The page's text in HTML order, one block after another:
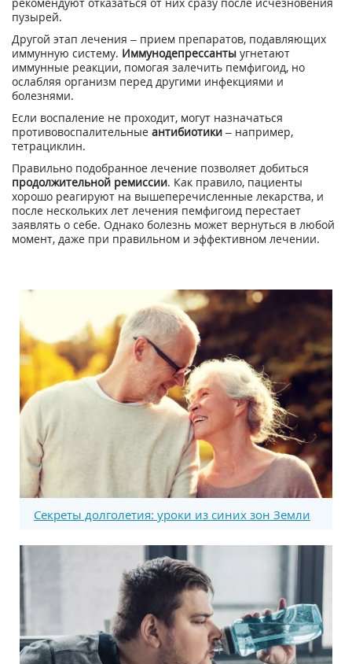
пузырей.
Другой этап лечения – прием препаратов, подавляющих
иммунную систему. Иммунодепрессанты угнетают
иммунные реакции, помогая залечить пемфигоид, но
ослабляя организм перед другими инфекциями и
болезнями.
Если воспаление не проходит, могут назначаться
противовоспалительные антибиотики – например,
тетрациклин.
Правильно подобранное лечение позволяет добиться
продолжительной ремиссии. Как правило, пациенты
хорошо реагируют на вышеперечисленные лекарства, и
после нескольких лет лечения пемфигоид перестает
заявлять о себе. Однако болезнь может вернуться в любой
момент, даже при правильном и эффективном лечении.
Секреты долголетия: уроки из синих зон Земли